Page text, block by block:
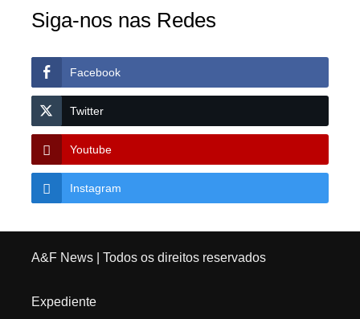
Siga-nos nas Redes
Facebook
Twitter
Youtube
Instagram
A&F News| Todos os direitos reservados
Expediente